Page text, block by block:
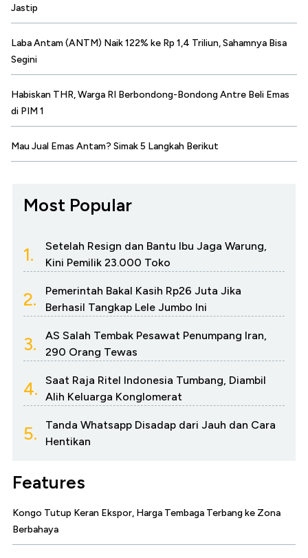
Jastip
Laba Antam (ANTM) Naik 122% ke Rp 1,4 Triliun, Sahamnya Bisa
Segini
Habiskan THR, Warga RI Berbondong-Bondong Antre Beli Emas
di PIM 1
Mau Jual Emas Antam? Simak 5 Langkah Berikut
Most Popular
1.
Setelah Resign dan Bantu Ibu Jaga Warung,
Kini Pemilik 23.000 Toko
2.
Pemerintah Bakal Kasih Rp26 Juta Jika
Berhasil Tangkap Lele Jumbo Ini
3.
AS Salah Tembak Pesawat Penumpang Iran,
290 Orang Tewas
4.
Saat Raja Ritel Indonesia Tumbang, Diambil
Alih Keluarga Konglomerat
5.
Tanda Whatsapp Disadap dari Jauh dan Cara
Hentikan
Features
Kongo Tutup Keran Ekspor, Harga Tembaga Terbang ke Zona
Berbahaya